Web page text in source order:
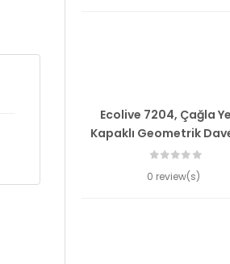
Ecolive 7204, Çağla
Kapaklı Geometrik
0 review(s)